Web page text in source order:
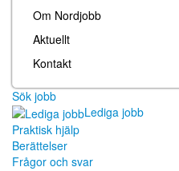
Om Nordjobb
Aktuellt
Kontakt
Sök jobb
Lediga jobb
Praktisk hjälp
Berättelser
Frågor och svar